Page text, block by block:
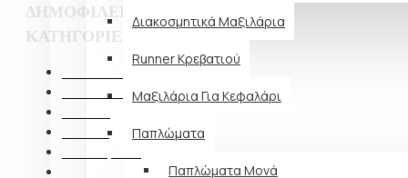
Διακοσμητικά Μαξιλάρια
Runner Κρεβατιού
Μαξιλάρια Για Κεφαλάρι
Παπλώματα
Παπλώματα Μονά
ΔΗΜΟΦΙΛΕΙΣ
ΚΑΤΗΓΟΡΙΕΣ
Παιδικά - Βρεφικά
Έπιπλα